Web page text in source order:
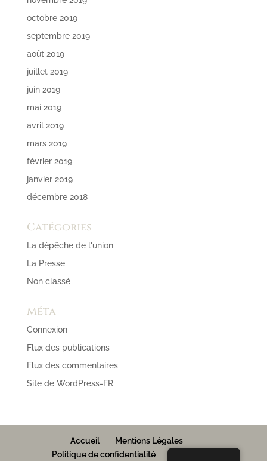
octobre 2019
septembre 2019
août 2019
juillet 2019
juin 2019
mai 2019
avril 2019
mars 2019
février 2019
janvier 2019
décembre 2018
Catégories
La dépêche de l'union
La Presse
Non classé
Méta
Connexion
Flux des publications
Flux des commentaires
Site de WordPress-FR
Accueil
Mentions Légales
Politique de confidentialité